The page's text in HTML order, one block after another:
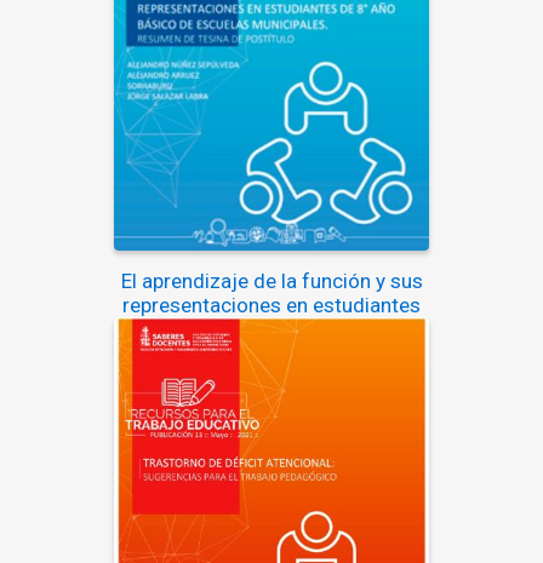
El aprendizaje de la función y sus
representaciones en estudiantes